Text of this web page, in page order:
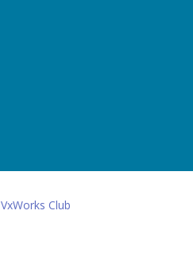
VxWorks Club